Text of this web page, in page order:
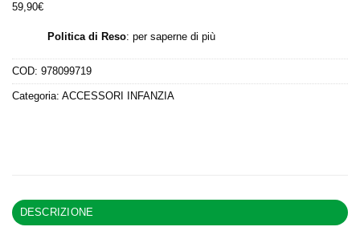
59,90€
Politica di Reso: per saperne di più
COD: 978099719
Categoria: ACCESSORI INFANZIA
DESCRIZIONE